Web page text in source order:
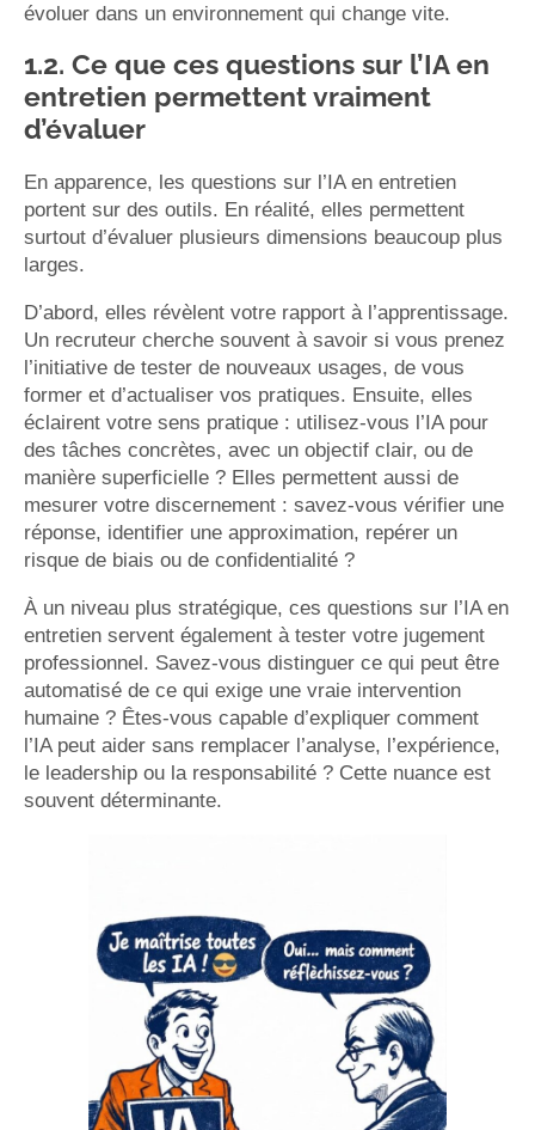
évoluer dans un environnement qui change vite.
1.2. Ce que ces questions sur l’IA en
entretien permettent vraiment
d’évaluer
En apparence, les questions sur l’IA en entretien
portent sur des outils. En réalité, elles permettent
surtout d’évaluer plusieurs dimensions beaucoup plus
larges.
D’abord, elles révèlent votre rapport à l’apprentissage.
Un recruteur cherche souvent à savoir si vous prenez
l’initiative de tester de nouveaux usages, de vous
former et d’actualiser vos pratiques. Ensuite, elles
éclairent votre sens pratique : utilisez-vous l’IA pour
des tâches concrètes, avec un objectif clair, ou de
manière superficielle ? Elles permettent aussi de
mesurer votre discernement : savez-vous vérifier une
réponse, identifier une approximation, repérer un
risque de biais ou de confidentialité ?
À un niveau plus stratégique, ces questions sur l’IA en
entretien servent également à tester votre jugement
professionnel. Savez-vous distinguer ce qui peut être
automatisé de ce qui exige une vraie intervention
humaine ? Êtes-vous capable d’expliquer comment
l’IA peut aider sans remplacer l’analyse, l’expérience,
le leadership ou la responsabilité ? Cette nuance est
souvent déterminante.